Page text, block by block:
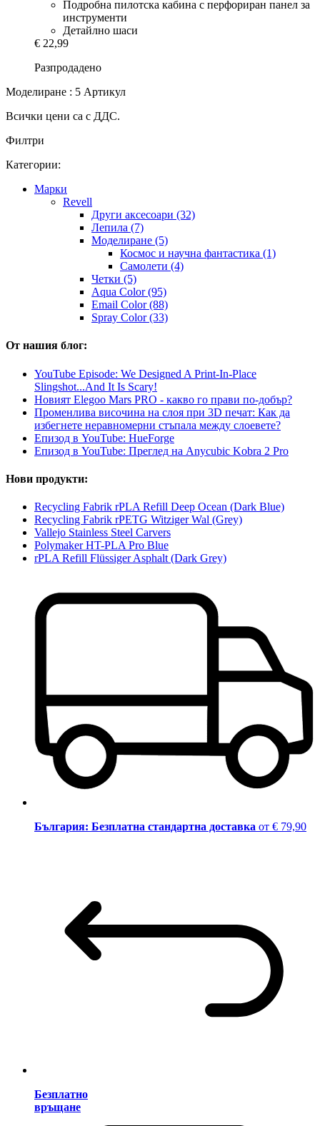
Подробна пилотска кабина с перфориран панел за
инструменти
Детайлно шаси
€ 22,99
Разпродадено
Моделиране : 5 Артикул
Всички цени са с ДДС.
Филтри
Категории:
Mарки
Revell
Други аксесоари (32)
Лепила (7)
Моделиране (5)
Космос и научна фантастика (1)
Самолети (4)
Четки (5)
Aqua Color (95)
Email Color (88)
Spray Color (33)
От нашия блог:
YouTube Episode: We Designed A Print-In-Place
Slingshot...And It Is Scary!
Новият Elegoo Mars PRO - какво го прави по-добър?
Променлива височина на слоя при 3D печат: Как да
избегнете неравномерни стъпала между слоевете?
Епизод в YouTube: HueForge
Епизод в YouTube: Преглед на Anycubic Kobra 2 Pro
Нови продукти:
Recycling Fabrik rPLA Refill Deep Ocean (Dark Blue)
Recycling Fabrik rPETG Witziger Wal (Grey)
Vallejo Stainless Steel Carvers
Polymaker HT-PLA Pro Blue
rPLA Refill Flüssiger Asphalt (Dark Grey)
България: Безплатна стандартна доставка от € 79,90
Безплатно
връщане